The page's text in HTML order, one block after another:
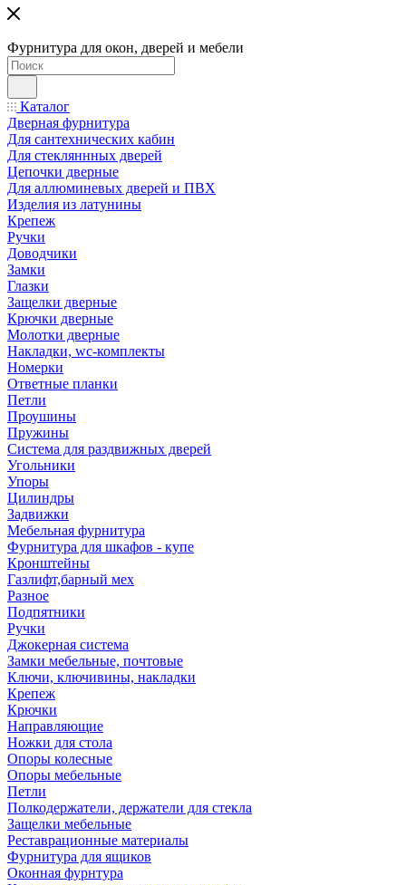
Фурнитура для окон, дверей и мебели
Каталог
Дверная фурнитура
Для сантехнических кабин
Для стекляннных дверей
Цепочки дверные
Для аллюминевых дверей и ПВХ
Изделия из латунины
Крепеж
Ручки
Доводчики
Замки
Глазки
Защелки дверные
Крючки дверные
Молотки дверные
Накладки, wc-комплекты
Номерки
Ответные планки
Петли
Проушины
Пружины
Система для раздвижных дверей
Угольники
Упоры
Цилиндры
Задвижки
Мебельная фурнитура
Фурнитура для шкафов - купе
Кронштейны
Газлифт,барный мех
Разное
Подпятники
Ручки
Джокерная система
Замки мебельные, почтовые
Ключи, ключивины, накладки
Крепеж
Крючки
Направляющие
Ножки для стола
Опоры колесные
Опоры мебельные
Петли
Полкодержатели, держатели для стекла
Защелки мебельные
Реставрационные материалы
Фурнитура для ящиков
Оконная фурнтура